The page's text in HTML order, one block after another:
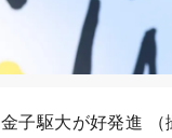
金子駆大が好発進 （